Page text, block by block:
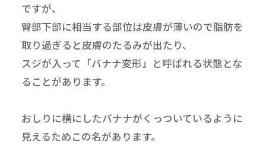
ですが、
臀部下部に相当する部位は皮膚が薄いので脂肪を
取り過ぎると皮膚のたるみが出たり、
スジが入って「バナナ変形」と呼ばれる状態とな
ることがあります。
おしりに横にしたバナナがくっついているように
見えるためこの名があります。